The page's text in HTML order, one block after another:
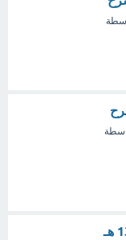
سقطت الدولة الأموية عام: 1330 هـ